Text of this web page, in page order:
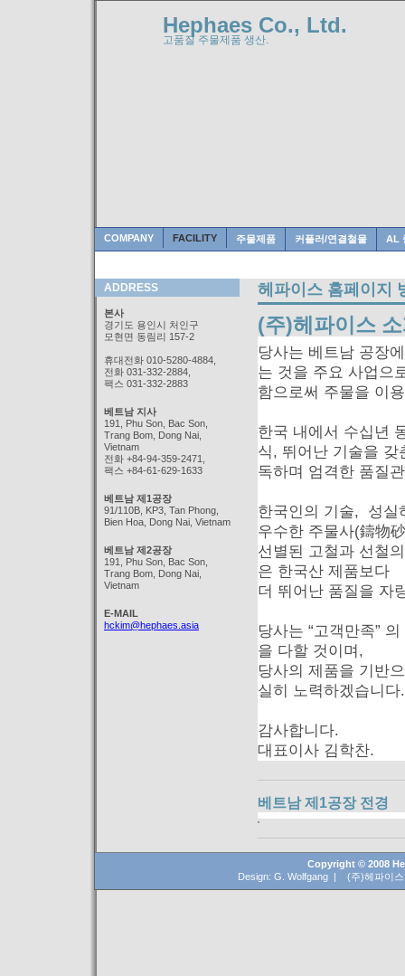
Hephaes Co., Ltd.
고품질 주물제품 생산.
COMPANY FACILITY 주물제품 커플러/연결철물 AL
ADDRESS
본사
경기도 용인시 처인구
모현면 동림리 157-2
휴대전화 010-5280-4884,
전화 031-332-2884,
팩스 031-332-2883
베트남 지사
191, Phu Son, Bac Son,
Trang Bom, Dong Nai,
Vietnam
전화 +84-94-359-2471,
팩스 +84-61-629-1633
베트남 제1공장
91/110B, KP3, Tan Phong,
Bien Hoa, Dong Nai, Vietnam
베트남 제2공장
191, Phu Son, Bac Son,
Trang Bom, Dong Nai,
Vietnam
E-MAIL
hckim@hephaes.asia
헤파이스 홈페이지
(주)헤파이스
당사는 베트남 공장
는 것을 주요 사업으
함으로써 주물을 이
한국 내에서 수십년
식, 뛰어난 기술을
독하며 엄격한 품질
한국인의 기술, 성실
우수한 주물사(鑄物
선별된 고철과 선철
은 한국산 제품보다
더 뛰어난 품질을 자
당사는 “고객만족”
을 다할 것이며,
당사의 제품을 기반
실히 노력하겠습니다.
감사합니다.
대표이사 김학찬.
베트남 제1공장 전경
Copyright © 2008
Design: G. Wolfgang | (주)헤파이